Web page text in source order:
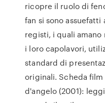
ricopre il ruolo di
fan si sono
registi, i quali
i loro capolavori,
standard di
originali. Scheda film
d'angelo (2001):